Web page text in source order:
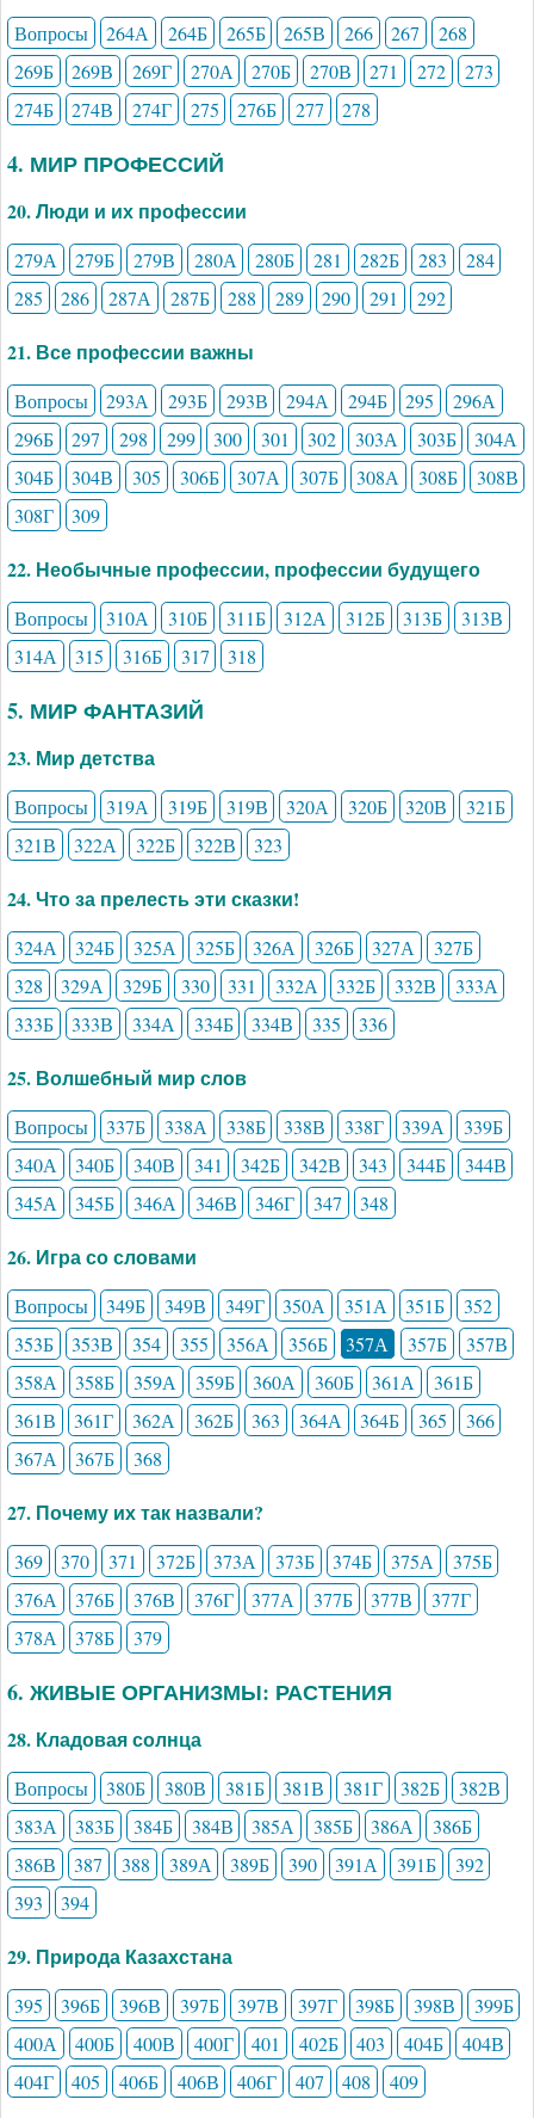
Вопросы 264А 264Б 265Б 265В 266 267
268
269Б
269В 269Г 270А 270Б 270В 271 272
273
274Б
274В 274Г 275 276Б 277 278
4. МИР ПРОФЕССИЙ
20. Люди и их профессии
279А 279Б 279В 280А 280Б 281 282Б 283
284
285
286 287А 287Б 288 289 290 291 292
21. Все профессии важны
Вопросы 293А 293Б 293В 294А 294Б 295
296А
296Б
297 298 299 300 301 302 303А 303Б
304А
304Б
304В 305 306Б 307А 307Б 308А 308Б
308В
308Г
309
22. Необычные профессии, профессии будущего
Вопросы 310А 310Б 311Б 312А 312Б 313Б
313В
314А
315 316Б 317 318
5. МИР ФАНТАЗИЙ
23. Мир детства
Вопросы 319А 319Б 319В 320А 320Б 320В
321Б
321В
322А 322Б 322В 323
24. Что за прелесть эти сказки!
324А 324Б 325А 325Б 326А 326Б 327А
327Б
328
329А 329Б 330 331 332А 332Б 332В
333А
333Б
333В 334А 334Б 334В 335 336
25. Волшебный мир слов
Вопросы 337Б 338А 338Б 338В 338Г 339А
339Б
340А
340Б 340В 341 342Б 342В 343 344Б
344В
345А
345Б 346А 346В 346Г 347 348
26. Игра со словами
Вопросы 349Б 349В 349Г 350А 351А 351Б
352
353Б
353В 354 355 356А 356Б 357А 357Б
357В
358А
358Б 359А 359Б 360А 360Б 361А
361Б
361В
361Г 362А 362Б 363 364А 364Б 365
366
367А
367Б 368
27. Почему их так назвали?
369 370 371 372Б 373А 373Б 374Б 375А
375Б
376А
376Б 376В 376Г 377А 377Б 377В
377Г
378А
378Б 379
6. ЖИВЫЕ ОРГАНИЗМЫ: РАСТЕНИЯ
28. Кладовая солнца
Вопросы 380Б 380В 381Б 381В 381Г 382Б
382В
383А
383Б 384Б 384В 385А 385Б 386А
386Б
386В
387 388 389А 389Б 390 391А 391Б
392
393
394
29. Природа Казахстана
395 396Б 396В 397Б 397В 397Г 398Б 398В
399Б
400А
400Б 400В 400Г 401 402Б 403 404Б
404В
404Г
405 406Б 406В 406Г 407 408 409